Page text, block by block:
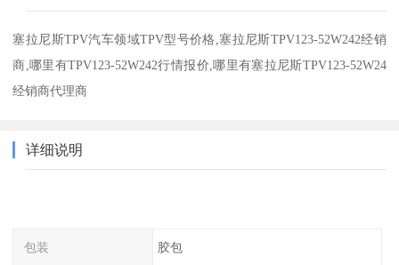
塞拉尼斯TPV汽车领域TPV型号价格,塞拉尼斯TPV123-52W242经销
商,哪里有TPV123-52W242行情报价,哪里有塞拉尼斯TPV123-52W24
经销商代理商
详细说明
包装 胶包